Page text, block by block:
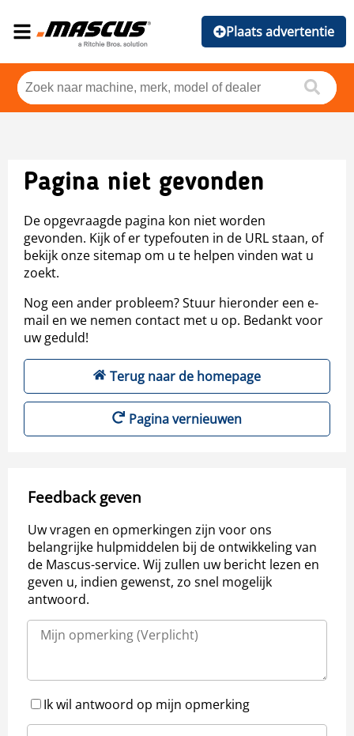
Plaats advertentie
Pagina niet gevonden
De opgevraagde pagina kon niet worden
gevonden. Kijk of er typefouten in de URL staan, of
bekijk onze sitemap om u te helpen vinden wat u
zoekt.
Nog een ander probleem? Stuur hieronder een e-
mail en we nemen contact met u op. Bedankt voor
uw geduld!
Terug naar de homepage
Pagina vernieuwen
Feedback geven
Uw vragen en opmerkingen zijn voor ons
belangrijke hulpmiddelen bij de ontwikkeling van
de Mascus-service. Wij zullen uw bericht lezen en
geven u, indien gewenst, zo snel mogelijk
antwoord.
Ik wil antwoord op mijn opmerking